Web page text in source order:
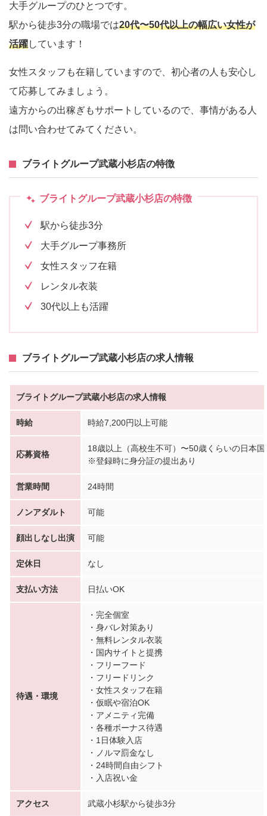
大手グループのひとつです。
駅から徒歩3分の職場では20代〜50代以上の幅広い女性が
活躍しています！
女性スタッフも在籍していますので、初心者の人も安心し
て応募してみましょう。
遠方からの出稼ぎもサポートしているので、事情がある人
は問い合わせてみてください。
ブライトグループ武蔵小杉店の特徴
ブライトグループ武蔵小杉店の特徴
駅から徒歩3分
大手グループ事務所
女性スタッフ在籍
レンタル衣装
30代以上も活躍
ブライトグループ武蔵小杉店の求人情報
ブライトグループ武蔵小杉店の求人情報
時給 時給7,200円以上可能
応募資格
18歳以上（高校生不可）〜50歳くらいの日本
※登録時に身分証の提出あり
営業時間 24時間
ノンアダルト 可能
顔出しなし出演 可能
定休日 なし
支払い方法 日払いOK
待遇・環境
・完全個室
・身バレ対策あり
・無料レンタル衣装
・国内サイトと提携
・フリーフード
・フリードリンク
・女性スタッフ在籍
・仮眠や宿泊OK
・アメニティ完備
・各種ボーナス待遇
・1日体験入店
・ノルマ罰金なし
・24時間自由シフト
・入店祝い金
アクセス 武蔵小杉駅から徒歩3分